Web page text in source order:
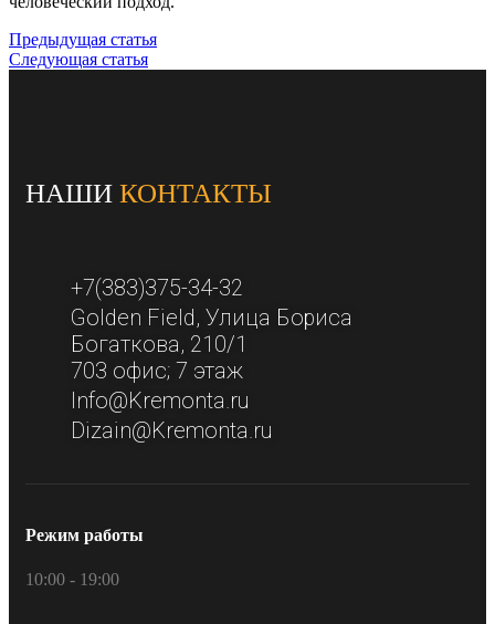
Предыдущая статья
Следующая статья
НАШИ КОНТАКТЫ
+7(383)375-34-32
Golden Field​, Улица Бориса
Богаткова, 210/1​
703 офис; 7 этаж​
Info@Kremonta.ru
Dizain@Kremonta.ru
Режим работы
10:00 - 19:00